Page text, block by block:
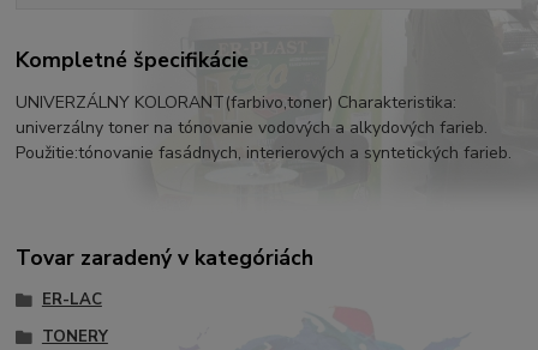
Kompletné špecifikácie
UNIVERZÁLNY KOLORANT(farbivo,toner) Charakteristika:
univerzálny toner na tónovanie vodových a alkydových farieb.
Použitie:tónovanie fasádnych, interierových a syntetických farieb.
Tovar zaradený v kategóriách
ER-LAC
TONERY